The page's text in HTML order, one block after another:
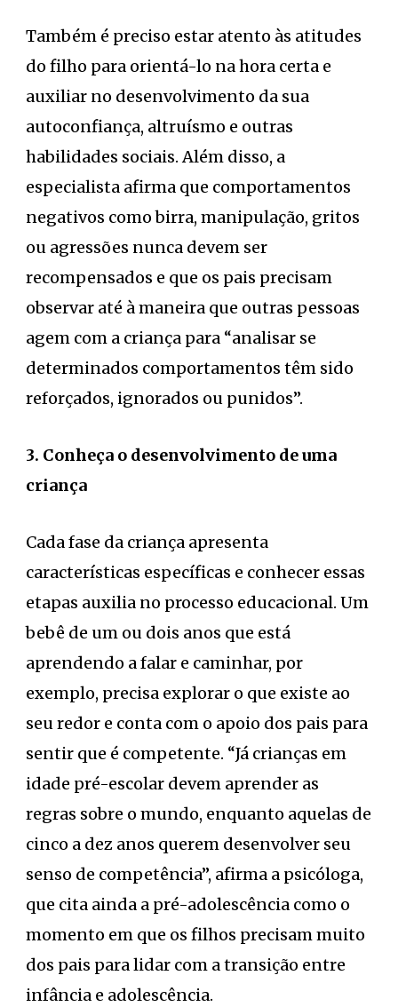
Também é preciso estar atento às atitudes
do filho para orientá-lo na hora certa e
auxiliar no desenvolvimento da sua
autoconfiança, altruísmo e outras
habilidades sociais. Além disso, a
especialista afirma que comportamentos
negativos como birra, manipulação, gritos
ou agressões nunca devem ser
recompensados e que os pais precisam
observar até à maneira que outras pessoas
agem com a criança para “analisar se
determinados comportamentos têm sido
reforçados, ignorados ou punidos”.
3. Conheça o desenvolvimento de uma
criança
Cada fase da criança apresenta
características específicas e conhecer essas
etapas auxilia no processo educacional. Um
bebê de um ou dois anos que está
aprendendo a falar e caminhar, por
exemplo, precisa explorar o que existe ao
seu redor e conta com o apoio dos pais para
sentir que é competente. “Já crianças em
idade pré-escolar devem aprender as
regras sobre o mundo, enquanto aquelas de
cinco a dez anos querem desenvolver seu
senso de competência”, afirma a psicóloga,
que cita ainda a pré-adolescência como o
momento em que os filhos precisam muito
dos pais para lidar com a transição entre
infância e adolescência.